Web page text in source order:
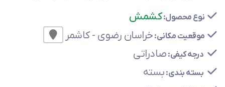
نوع محصول: کشمش
موقعیت مکانی: خراسان رضوی - کاشمر
درجه کیفی: صادراتی
بسته بندی: بسته